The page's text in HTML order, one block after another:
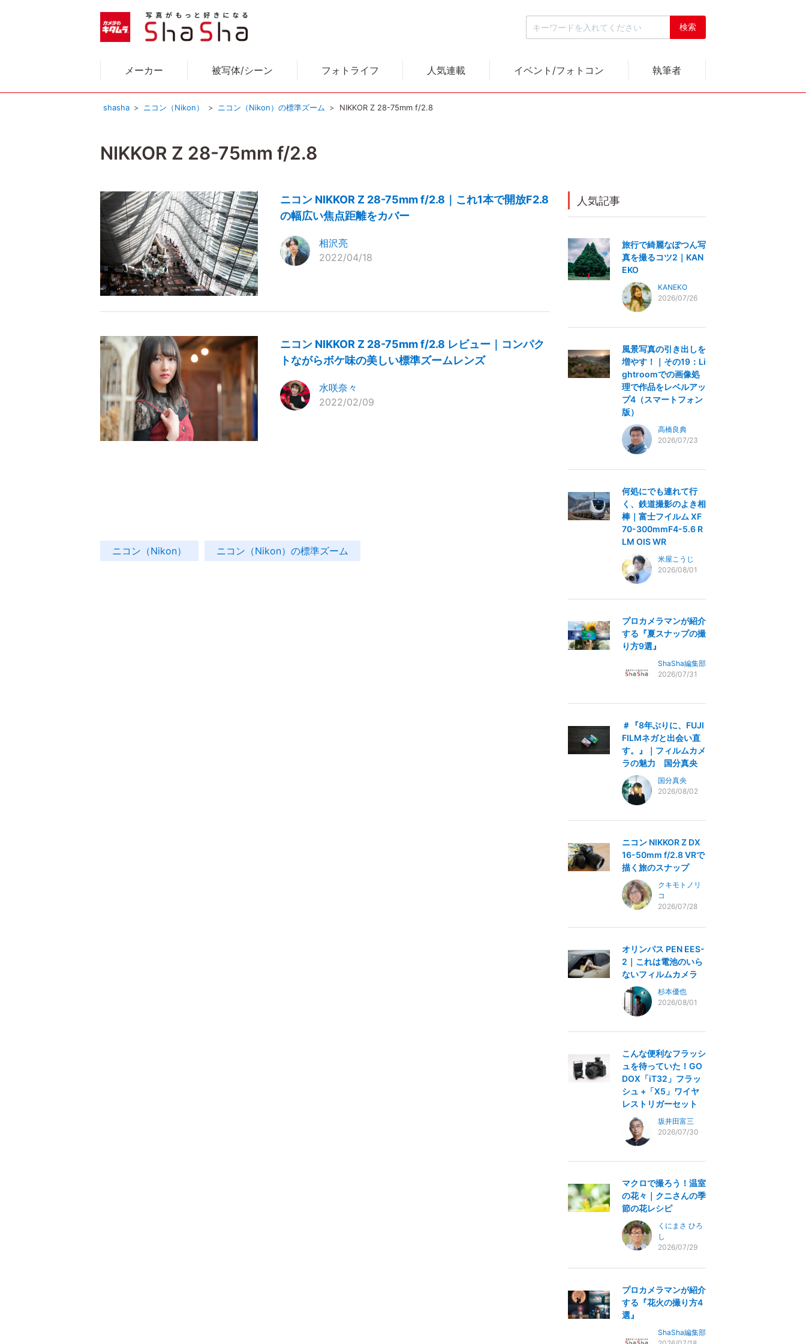
メーカー 被写体/シーン フォトライフ 人気連載 イベント/フォトコン 執筆者
shasha ニコン（Nikon） ニコン（Nikon）の標準ズーム NIKKOR Z 28-75mm f/2.8
NIKKOR Z 28-75mm f/2.8
ニコン NIKKOR Z 28-75mm f/2.8｜これ1本で開放F2.8
の幅広い焦点距離をカバー
相沢亮
2022/04/18
ニコン NIKKOR Z 28-75mm f/2.8 レビュー｜コンパク
トながらボケ味の美しい標準ズームレンズ
水咲奈々
2022/02/09
ニコン（Nikon） ニコン（Nikon）の標準ズーム
人気記事
旅行で綺麗なぽつん写
真を撮るコツ2｜KAN
EKO
KANEKO
2026/07/26
風景写真の引き出しを
増やす！｜その19：Li
ghtroomでの画像処
理で作品をレベルアッ
プ4（スマートフォン
版）
高橋良典
2026/07/23
何処にでも連れて行
く、鉄道撮影のよき相
棒｜富士フイルム XF
70-300mmF4-5.6 R
LM OIS WR
米屋こうじ
2026/08/01
プロカメラマンが紹介
する『夏スナップの撮
り方9選』
ShaSha編集部
2026/07/31
＃『8年ぶりに、FUJI
FILMネガと出会い直
す。』｜フィルムカメ
ラの魅力 国分真央
国分真央
2026/08/02
ニコン NIKKOR Z DX
16-50mm f/2.8 VRで
描く旅のスナップ
クキモトノリ
コ
2026/07/28
オリンパス PEN EES-
2｜これは電池のいら
ないフィルムカメラ
杉本優也
2026/08/01
こんな便利なフラッシ
ュを待っていた！GO
DOX「iT32」フラッ
シュ +「X5」ワイヤ
レストリガーセット
坂井田富三
2026/07/30
マクロで撮ろう！温室
の花々｜クニさんの季
節の花レシピ
くにまさ ひろ
し
2026/07/29
プロカメラマンが紹介
する『花火の撮り方4
選』
ShaSha編集部